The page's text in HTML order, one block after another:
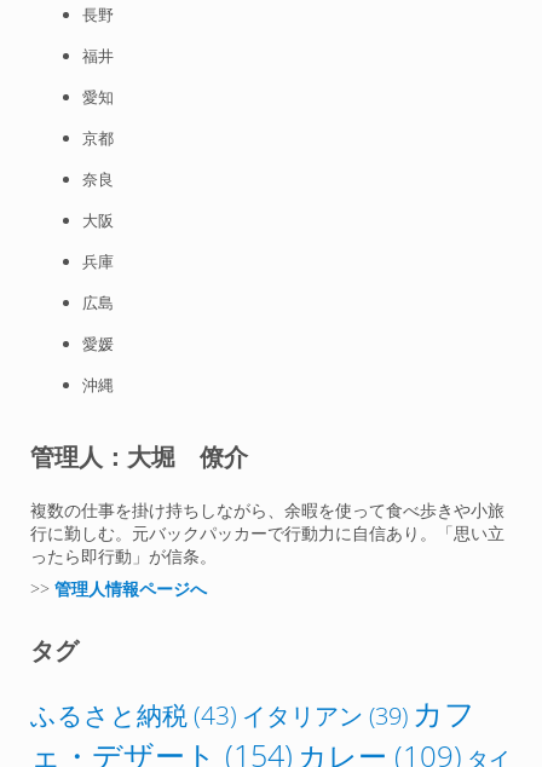
長野
福井
愛知
京都
奈良
大阪
兵庫
広島
愛媛
沖縄
管理人：大堀 僚介
複数の仕事を掛け持ちしながら、余暇を使って食べ歩きや小旅
行に勤しむ。元バックパッカーで行動力に自信あり。「思い立
ったら即行動」が信条。
>> 管理人情報ページへ
タグ
ふるさと納税(43) イタリアン (39) カフ
ェ・デザート (154) カレー (109) タイ